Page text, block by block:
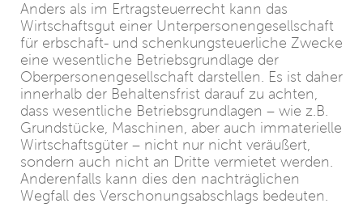
Anders als im Ertragsteuerrecht kann das
Wirtschaftsgut einer Unterpersonengesellschaft
für erbschaft- und schenkungsteuerliche Zwecke
eine wesentliche Betriebsgrundlage der
Oberpersonengesellschaft darstellen. Es ist daher
innerhalb der Behaltensfrist darauf zu achten,
dass wesentliche Betriebsgrundlagen – wie z.B.
Grundstücke, Maschinen, aber auch immaterielle
Wirtschaftsgüter – nicht nur nicht veräußert,
sondern auch nicht an Dritte vermietet werden.
Anderenfalls kann dies den nachträglichen
Wegfall des Verschonungsabschlags bedeuten.